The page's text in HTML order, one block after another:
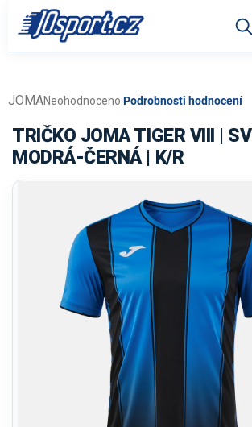
obsah
Průměrné
produktu
je
0,0
Neohodnoceno Podrobnosti hodnocení
JOMA
TRIČKO JOMA TIGER VIII |
MODRÁ-ČERNÁ | K/R